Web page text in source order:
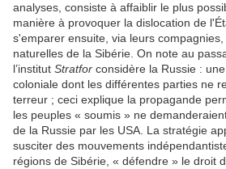
analyses, consiste à affaiblir le plus
manière à provoquer la dislocation de
s'emparer ensuite, via leurs
naturelles de la Sibérie. On note au
l’institut Stratfor considère la Russie :
coloniale dont les différentes parties ne
terreur ; ceci explique la propagande
les peuples « soumis » ne
de la Russie par les USA. La stratégie
susciter des mouvements
régions de Sibérie, « défendre » le droit